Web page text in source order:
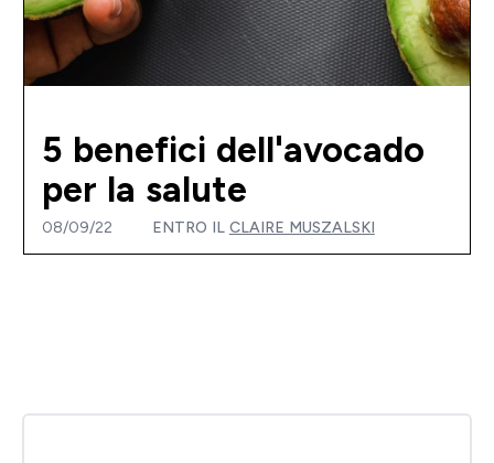
5 benefici dell'avocado
per la salute
08/09/22 ENTRO IL CLAIRE MUSZALSKI